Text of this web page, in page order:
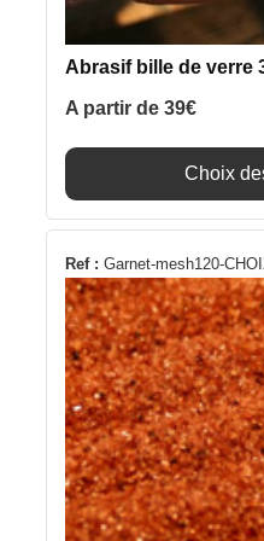
Abrasif bille de verre
A partir de 39€
Choix
produit
Ref : Garnet-mesh120-
Ce
produit
a
plusieurs
variations.
Les
options
peuvent
être
choisies